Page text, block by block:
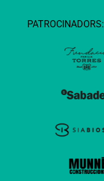
PATROCINADORS: